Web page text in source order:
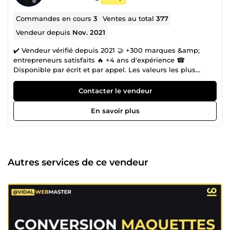
Commandes en cours3 Ventes au total377
Vendeur depuis Nov. 2021
✔️ Vendeur vérifié depuis 2021 🤝 +300 marques &amp;
entrepreneurs satisfaits 🔥 +4 ans d'expérience ☎
Disponible par écrit et par appel. Les valeurs les plus
appréciées dans les avis de mes clients sont généralement
l'écoute attentive, l'expertise pointue et la rigueur dans
chaque prestation. Bonjour et bienvenue sur mon profil !
En tant qu'expert certifié en Web Marketing et
Développeur Web, je suis là pour vous guider dans la
individus. Certains de mes clients continuent de me
contacter régulièrement même après la fin de leurs
de qualité et mon travail impeccable. 🔥 Passionnée par la
vente et le digital, je suis toujours connectée et prête à
WordPress ✔️ SEO ✔️ Assistance virtuelle ✔️ Google
Contacter le vendeur
En savoir plus
Autres services de ce vendeur